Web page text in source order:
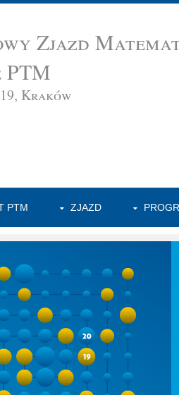
Zjazd
Kraków
PTM ZJAZD